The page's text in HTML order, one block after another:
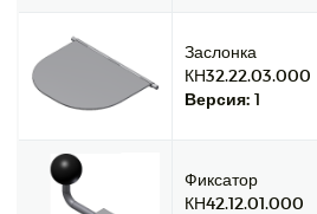
Заслонка
КН32.22.03.000
Версия: 1
Фиксатор
КН42.12.01.000